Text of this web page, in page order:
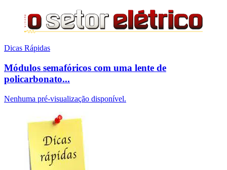
Dicas Rápidas
Módulos semafóricos com uma lente de
policarbonato...
Nenhuma pré-visualização disponível.